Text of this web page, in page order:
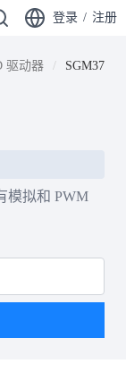
登录 / 注册
驱动器 SGM3778Q
模拟和 PWM